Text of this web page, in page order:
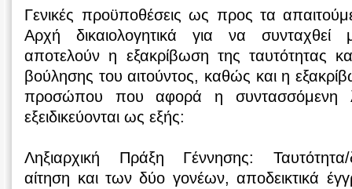
Γενικές προϋποθέσεις ως προς τα
Αρχή δικαιολογητικά για να συνταχθεί
αποτελούν η εξακρίβωση της ταυτότητας
βούλησης του αιτούντος, καθώς και η
προσώπου που αφορά η συντασσόμενη
εξειδικεύονται ως εξής:
Ληξιαρχική Πράξη Γέννησης: Ταυτότητα/
αίτηση και των δύο γονέων, αποδεικτικά